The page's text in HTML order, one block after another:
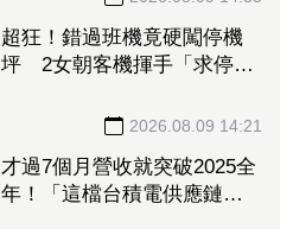
超狂！錯過班機竟硬闖停機
坪 2女朝客機揮手「求停
2026.08.09 14:21
才過7個月營收就突破2025全
年！「這檔台積電供應鏈」